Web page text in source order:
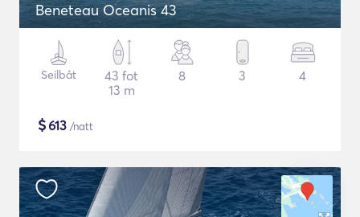
Beneteau Oceanis 43
Seilbåt
43 fot
13 m
8 3 4
$613 /natt